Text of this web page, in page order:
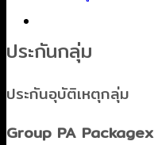
ประกันกลุ่ม
ประกันอุบัติเหตุกลุ่ม
Group PA Packagex